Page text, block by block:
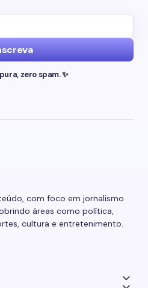
zero spam. ✨
com foco em jornalismo
áreas como política,
cultura e entretenimento.